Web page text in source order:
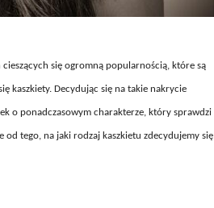
się ogromną popularnością, które są
kaszkiety. Decydując się na takie nakrycie
o ponadczasowym charakterze, który sprawdzi
tego, na jaki rodzaj kaszkietu zdecydujemy się